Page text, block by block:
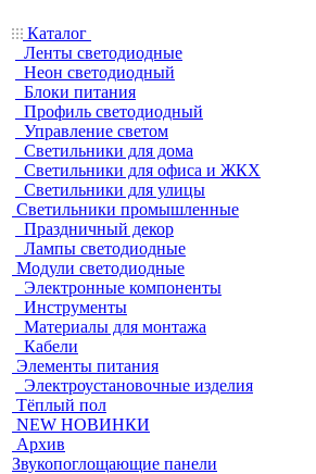
Каталог
Ленты светодиодные
Неон светодиодный
Блоки питания
Профиль светодиодный
Управление светом
Светильники для дома
Светильники для офиса и ЖКХ
Светильники для улицы
Светильники промышленные
Праздничный декор
Лампы светодиодные
Модули светодиодные
Электронные компоненты
Инструменты
Материалы для монтажа
Кабели
Элементы питания
Электроустановочные изделия
Тёплый пол
NEW НОВИНКИ
Архив
Звукопоглощающие панели